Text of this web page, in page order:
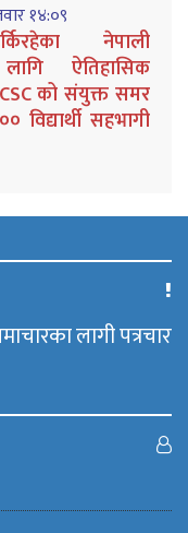
१४:०९
नेपाली
ऐतिहासिक
को संयुक्त समर
विद्यार्थी सहभागी
लागी पत्रचार